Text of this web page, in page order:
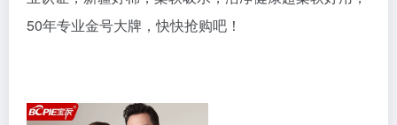
50年专业金号大牌，快快抢购吧！